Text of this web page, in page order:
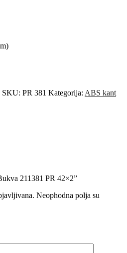
SKU: PR 381 Kategorija: ABS kant
211381 PR 42×2”
Neophodna polja su